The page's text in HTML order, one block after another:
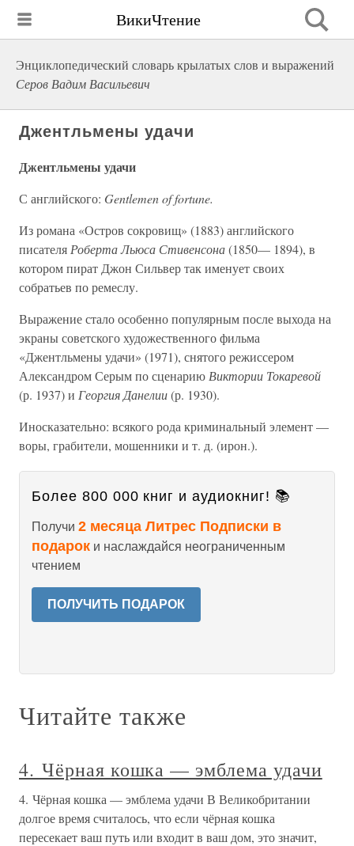
ВикиЧтение
Энциклопедический словарь крылатых слов и выражений
Серов Вадим Васильевич
Джентльмены удачи
Джентльмены удачи
С английского: Gentlemen of fortune.
Из романа «Остров сокровищ» (1883) английского
писателя Роберта Льюса Стивенсона(1850— 1894), в
котором пират Джон Сильвер так именует своих
собратьев по ремеслу.
Выражение стало особенно популярным после выхода на
экраны советского художественного фильма
«Джентльмены удачи» (1971), снятого режиссером
Александром Серым по сценарию Виктории Токаревой
(р. 1937) и Георгия Данелии(р. 1930).
Иносказательно: всякого рода криминальный элемент —
воры, грабители, мошенники и т. д. (ирон.).
Более 800 000 книг и аудиокниг! 📚
Получи 2 месяца Литрес Подписки в
подарок и наслаждайся неограниченным
чтением
ПОЛУЧИТЬ ПОДАРОК
Читайте также
4. Чёрная кошка — эмблема удачи
4. Чёрная кошка — эмблема удачи В Великобритании
долгое время считалось, что если чёрная кошка
пересекает ваш путь или входит в ваш дом, это значит,